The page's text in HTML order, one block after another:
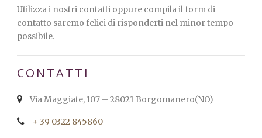
Utilizza i nostri contatti oppure compila il form di
contatto saremo felici di risponderti nel minor tempo
possibile.
CONTATTI
Via Maggiate, 107 – 28021 Borgomanero(NO)
+ 39 0322 845860